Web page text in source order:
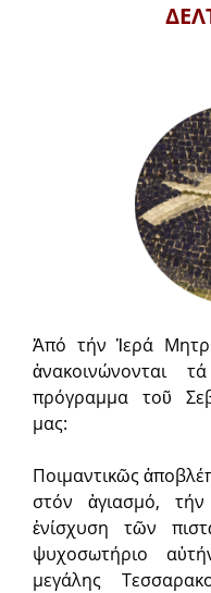
Ἀπό τήν Ἱερά
ἀνακοινώνονται
πρόγραμμα τοῦ
μας:
Ποιμαντικῶς
στόν ἁγιασμό,
ἐνίσχυση τῶν
ψυχοσωτήριο
μεγάλης